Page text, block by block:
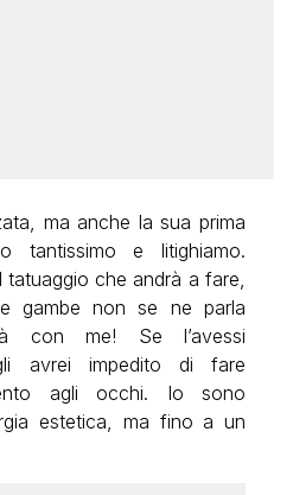
ma anche la sua prima
tantissimo e litighiamo.
che andrà a fare,
gambe non se ne parla
con me! Se l’avessi
avrei impedito di fare
agli occhi. Io sono
estetica, ma fino a un